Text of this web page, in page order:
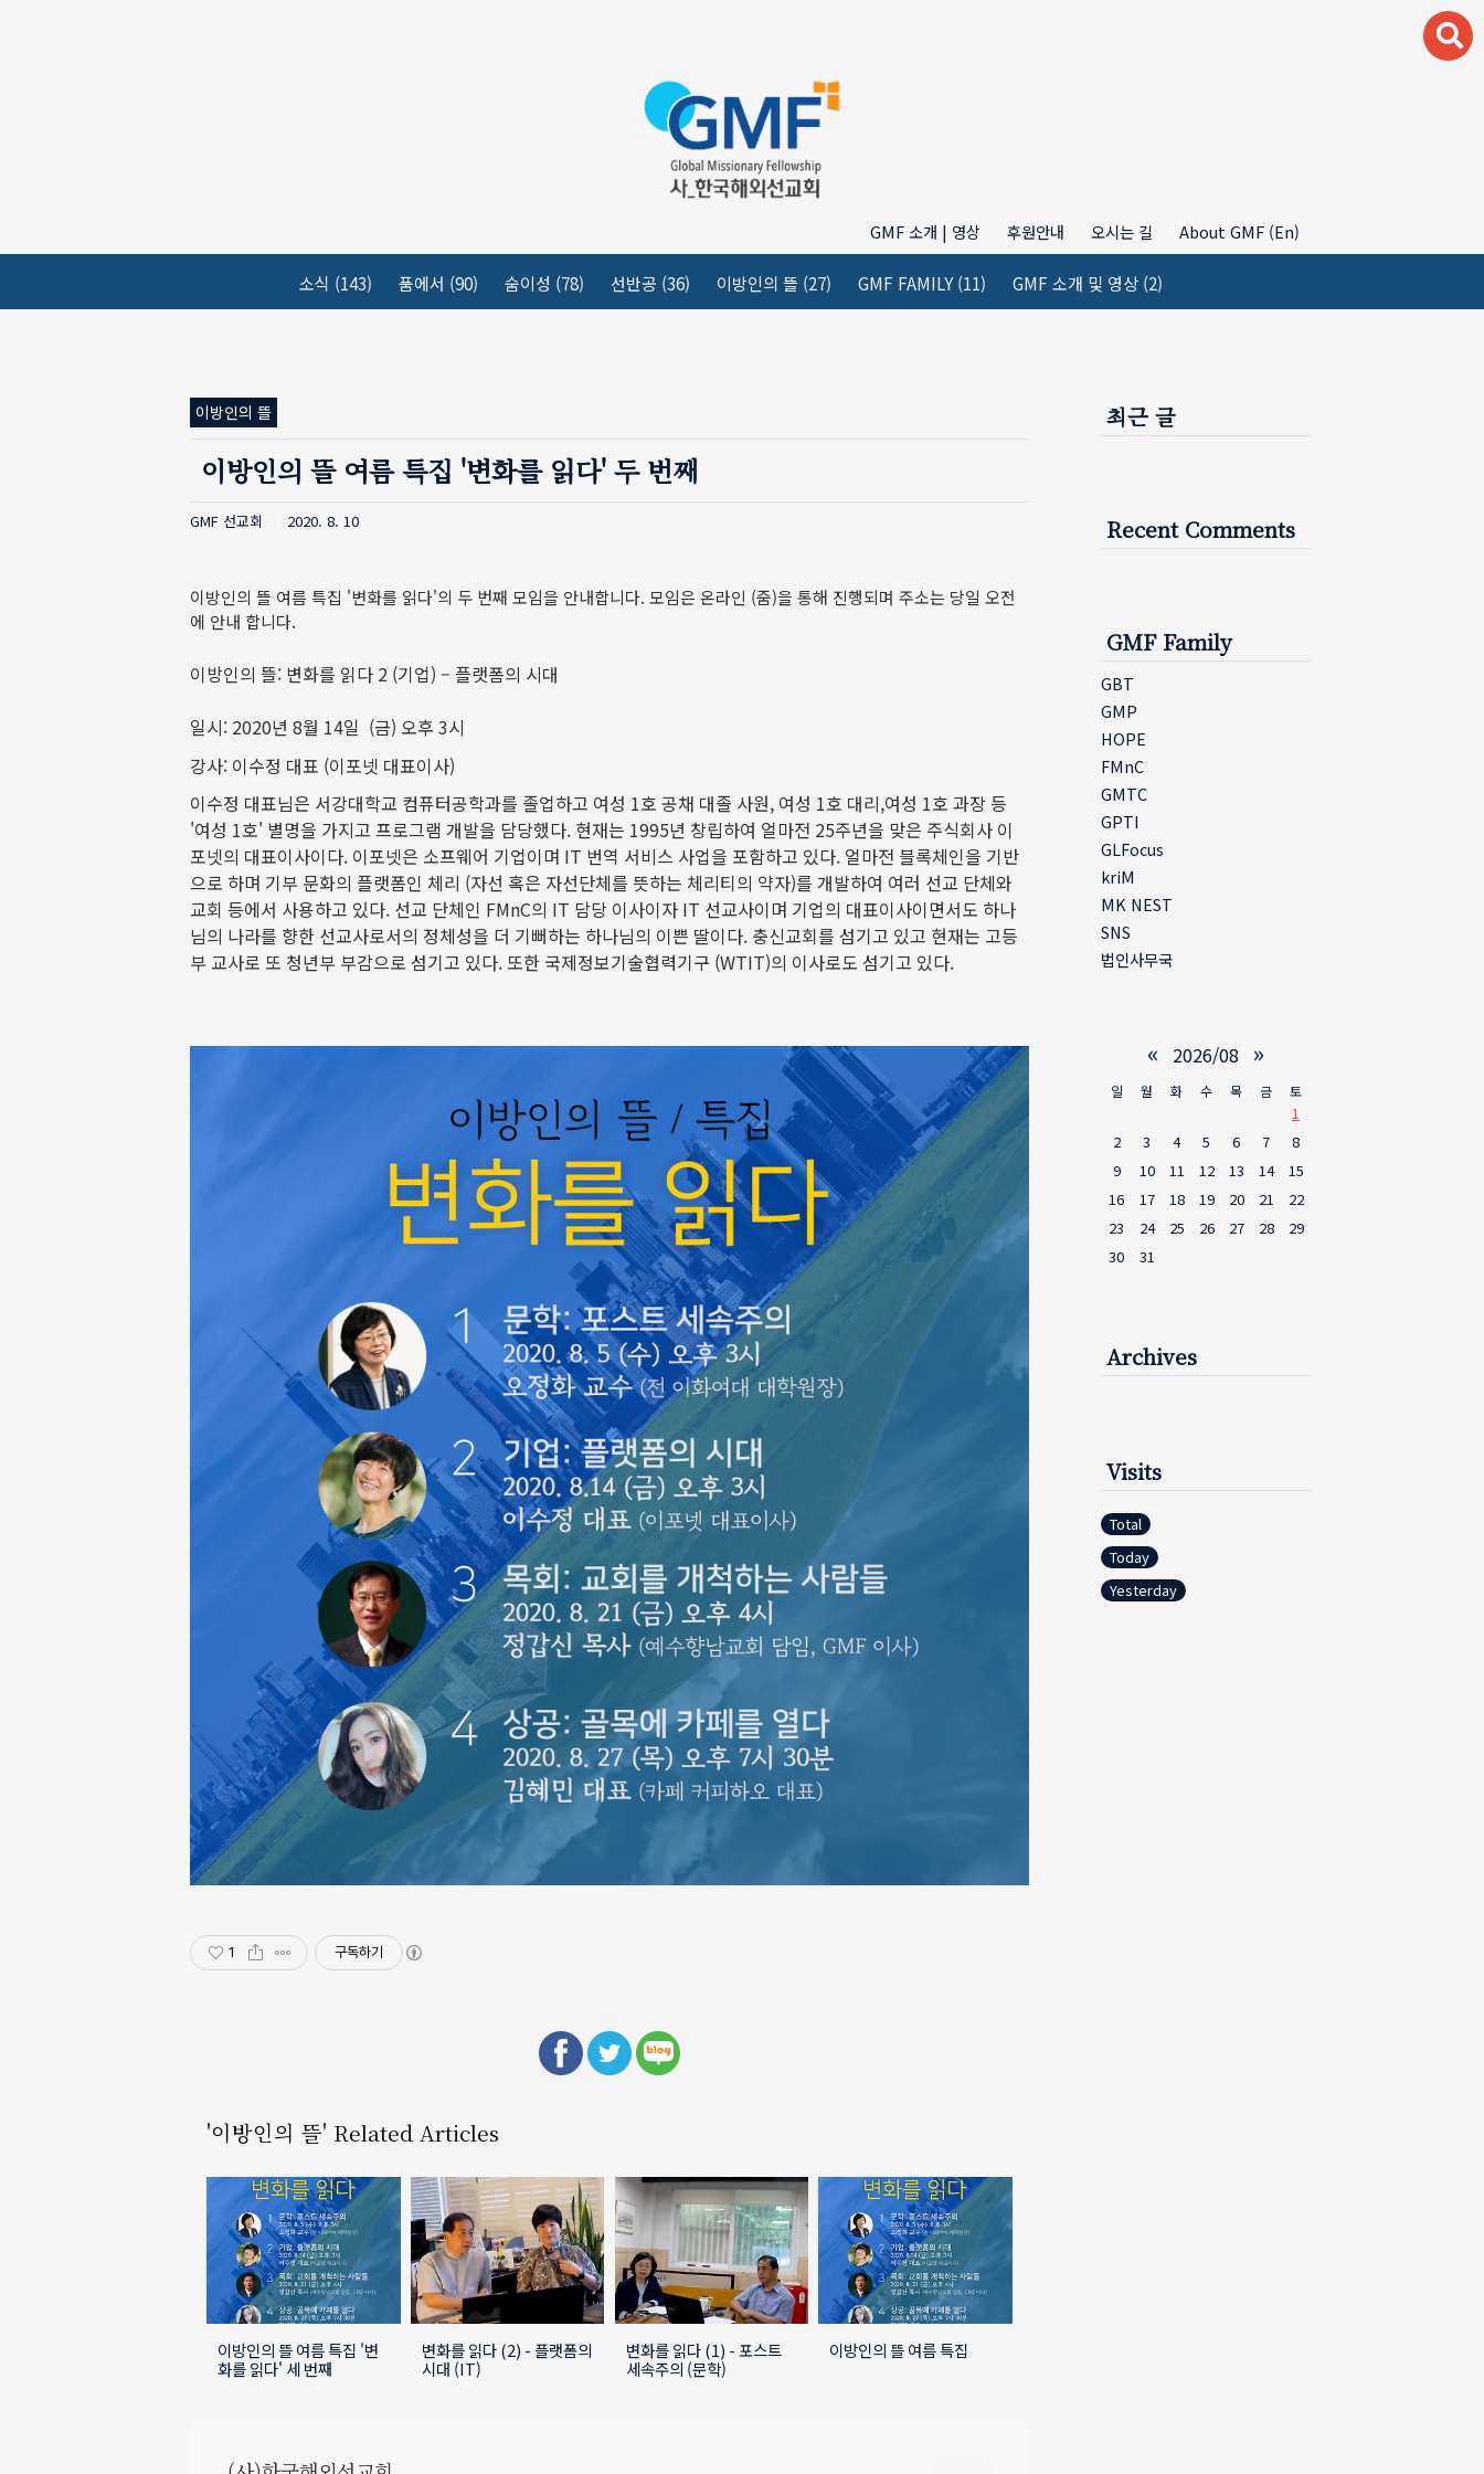
GMF 소개 | 영상 후원안내 오시는 길 About GMF (En)
소식 (143) 품에서 (90) 숨이성 (78) 선반공 (36) 이방인의 뜰 (27) GMF FAMILY(11) GMF 소개 및 영상 (2)
최근 글
Recent Comments
GMF Family
GBT
GMP
HOPE
FMnC
GMTC
GPTI
GLFocus
kriM
MK NEST
SNS
법인사무국
« 2026/08 »
일 월 화 수 목 금 토
1
2
3 4 5 6 7
8
9
10 11 12 13 14
15
16
17 18 19 20 21
22
23
24 25 26 27 28
29
30
31
Archives
Visits
Total
Today
Yesterday
이방인의 뜰
이방인의 뜰 여름 특집 '변화를 읽다' 두 번째
GMF 선교회 2020. 8. 10
이방인의 뜰 여름 특집 '변화를 읽다'의 두 번째 모임을 안내합니다. 모임은 온라인 (줌)을 통해 진행되며 주소는 당일 오전
에 안내 합니다.
이방인의 뜰: 변화를 읽다 2 (기업) – 플랫폼의 시대
일시: 2020년 8월 14일 (금) 오후 3시
강사: 이수정 대표 (이포넷 대표이사)
이수정 대표님은 서강대학교 컴퓨터공학과를 졸업하고 여성 1호 공채 대졸 사원, 여성 1호 대리,여성 1호 과장 등
'여성 1호' 별명을 가지고 프로그램 개발을 담당했다. 현재는 1995년 창립하여 얼마전 25주년을 맞은 주식회사 이
포넷의 대표이사이다. 이포넷은 소프웨어 기업이며 IT 번역 서비스 사업을 포함하고 있다. 얼마전 블록체인을 기반
으로 하며 기부 문화의 플랫폼인 체리 (자선 혹은 자선단체를 뜻하는 체리티의 약자)를 개발하여 여러 선교 단체와
교회 등에서 사용하고 있다. 선교 단체인 FMnC의 IT 담당 이사이자 IT 선교사이며 기업의 대표이사이면서도 하나
님의 나라를 향한 선교사로서의 정체성을 더 기뻐하는 하나님의 이쁜 딸이다. 충신교회를 섬기고 있고 현재는 고등
부 교사로 또 청년부 부감으로 섬기고 있다. 또한 국제정보기술협력기구 (WTIT)의 이사로도 섬기고 있다.
1 구독하기
'이방인의 뜰' Related Articles
이방인의 뜰 여름 특집 '변
화를 읽다' 세 번째
변화를 읽다 (2) - 플랫폼의
시대 (IT)
변화를 읽다 (1) - 포스트
세속주의 (문학)
이방인의 뜰 여름 특집